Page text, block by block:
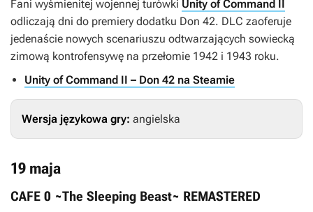
Fani wyśmienitej wojennej turówki Unity of Command II
odliczają dni do premiery dodatku Don 42. DLC zaoferuje
jedenaście nowych scenariuszu odtwarzających sowiecką
zimową kontrofensywę na przełomie 1942 i 1943 roku.
Unity of Command II – Don 42 na Steamie
Wersja językowa gry: angielska
19 maja
CAFE 0 ~The Sleeping Beast~ REMASTERED